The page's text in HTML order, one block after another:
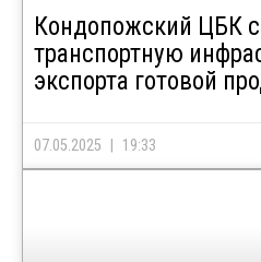
Кондопожский ЦБК
транспортную
экспорта готовой
07.05.2025 19:33